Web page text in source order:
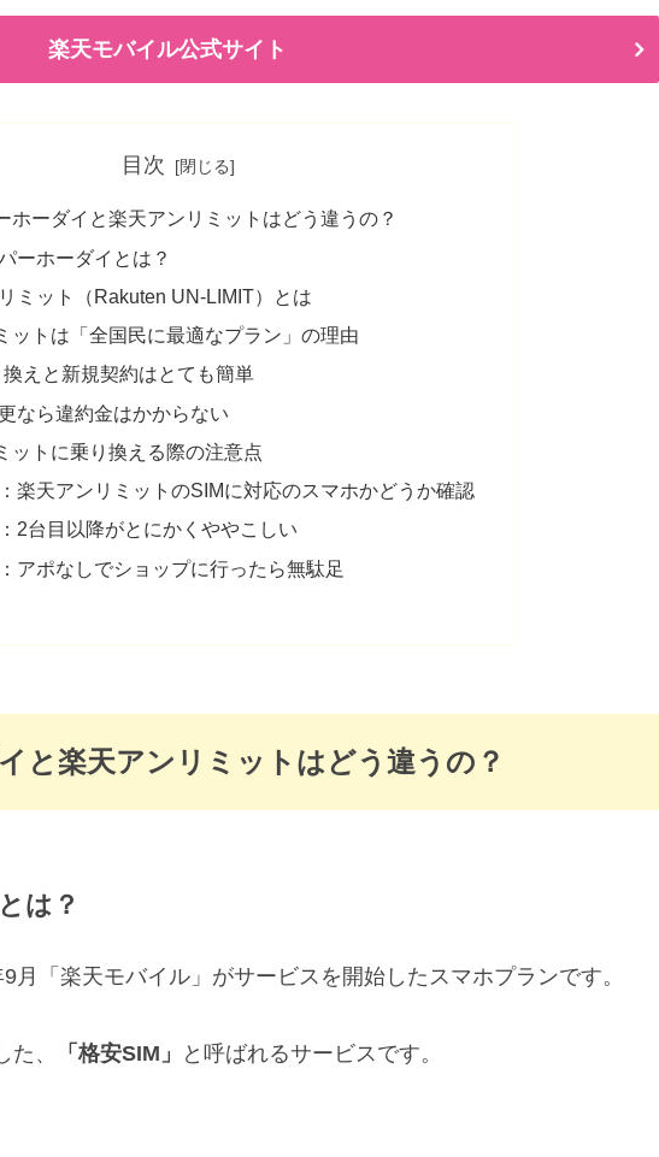
楽天モバイル公式サイト
目次
ホーダイと楽天アンリミットはどう違うの？
ーホーダイとは？
ミット（Rakuten UN-LIMIT）とは
ットは「全国民に最適なプラン」の理由
えと新規契約はとても簡単
なら違約金はかからない
ットに乗り換える際の注意点
楽天アンリミットのSIMに対応のスマホかどうか確認
2台目以降がとにかくややこしい
アポなしでショップに行ったら無駄足
と楽天アンリミットはどう違うの？
は？
月「楽天モバイル」がサービスを開始したスマホプランです。
、 「格安SIM」 と呼ばれるサービスです。